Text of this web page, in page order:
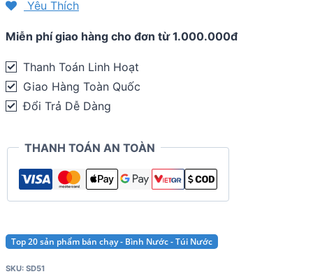
SD51
quantity
Yêu Thích
Miễn phí giao hàng cho đơn từ 1.000.000đ
Thanh Toán Linh Hoạt
Giao Hàng Toàn Quốc
Đổi Trả Dễ Dàng
THANH TOÁN AN TOÀN
Top 20 sản phẩm bán chạy - Bình Nước - Túi Nước
SKU: SD51